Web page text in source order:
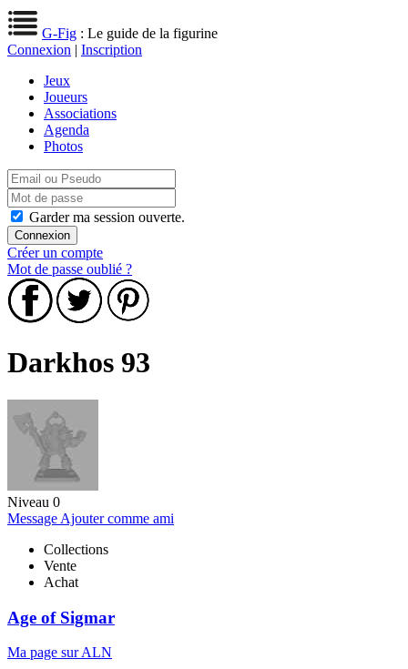
G-Fig : Le guide de la figurine
Connexion | Inscription
Jeux
Joueurs
Associations
Agenda
Photos
Garder ma session ouverte.
Créer un compte
Mot de passe oublié ?
Darkhos 93
Niveau 0
Message Ajouter comme ami
Collections
Vente
Achat
Age of Sigmar
Ma page sur ALN